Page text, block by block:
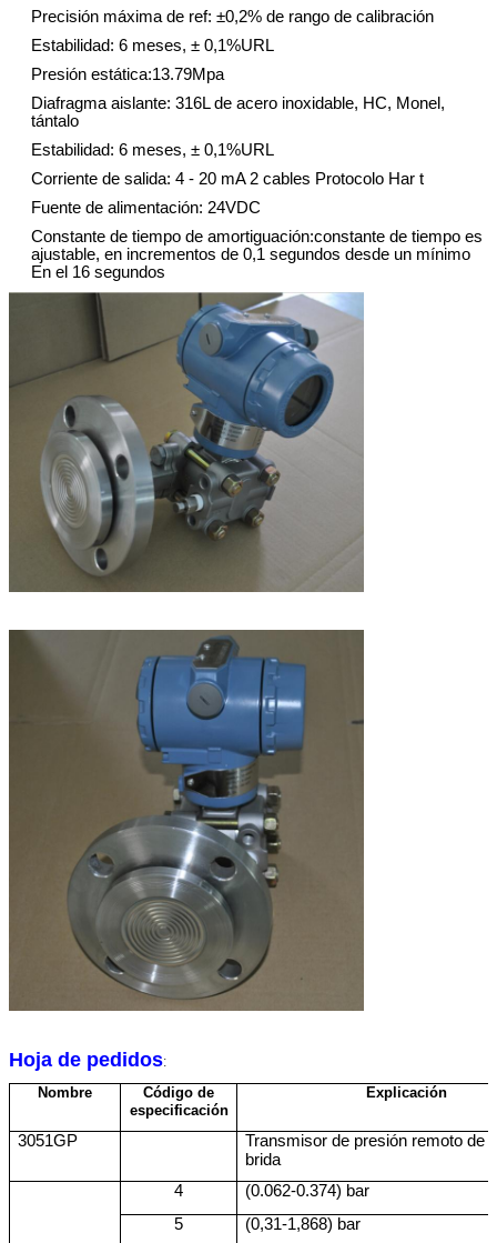
Precisión máxima de ref: ±0,2% de rango de calibración
Estabilidad: 6 meses, ± 0,1%URL
Presión estática:13.79Mpa
Diafragma aislante: 316L de acero inoxidable, HC, Monel,
tántalo
Estabilidad: 6 meses, ± 0,1%URL
Corriente de salida: 4 - 20 mA 2 cables Protocolo Har t
Fuente de alimentación: 24VDC
Constante de tiempo de amortiguación:constante de tiempo es
ajustable, en incrementos de 0,1 segundos desde un mínimo
En el 16 segundos
Hoja de pedidos:
Nombre
Código de
especificación
Explicación
3051GP
Transmisor de presión remoto de
brida
4
(0.062-0.374) bar
5
(0,31-1,868) bar